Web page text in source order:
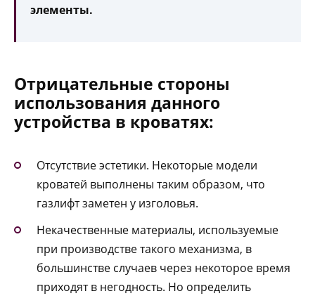
элементы.
Отрицательные стороны
использования данного
устройства в кроватях:
Отсутствие эстетики. Некоторые модели
кроватей выполнены таким образом, что
газлифт заметен у изголовья.
Некачественные материалы, используемые
при производстве такого механизма, в
большинстве случаев через некоторое время
приходят в негодность. Но определить